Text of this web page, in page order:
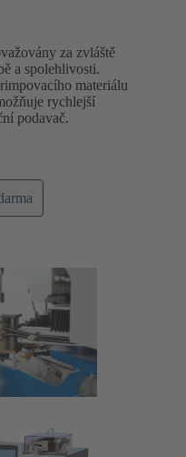
za zvláště
a spolehlivosti.
materiálu
rychlejší
podavač.